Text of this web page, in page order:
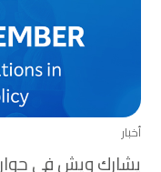
أخبار
يشارك ويش في